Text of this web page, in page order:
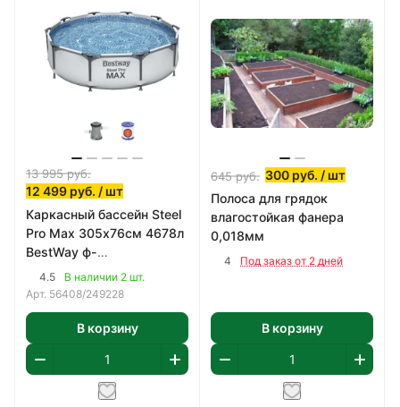
13 995руб.
12 499 руб. / шт
Каркасный бассейн Steel
Pro Max 305х76см 4678л
BestWay ф-
насос,картридж 58093
арт 56408
4.5
В наличии 2 шт.
Арт. 56408/249228
В корзину
645руб. 300 руб. / шт
Полоса для грядок
влагостойкая фанера
0,018мм
4 Под заказ от 2 дней
В корзину